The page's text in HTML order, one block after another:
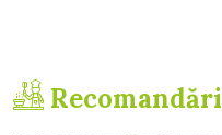
Recomandări